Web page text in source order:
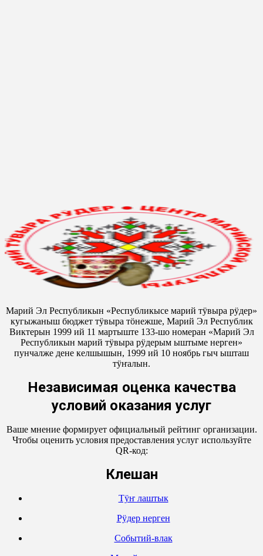
Марий Эл Республикын «Республикысе марий тӱвыра рӱдер»
кугыжаныш бюджет тӱвыра тӧнежше, Марий Эл Республик
Виктерын 1999 ий 11 мартыште 133-шо номеран «Марий Эл
Республикын марий тӱвыра рӱдерым ыштыме нерген»
пунчалже дене келшышын, 1999 ий 10 ноябрь гыч ышташ
тӱҥалын.
Независимая оценка качества
условий оказания услуг
Ваше мнение формирует официальный рейтинг организации.
Чтобы оценить условия предоставления услуг используйте
QR-код:
Кӱлешан
Тӱҥ лаштык
Рӱдер нерген
Событий-влак